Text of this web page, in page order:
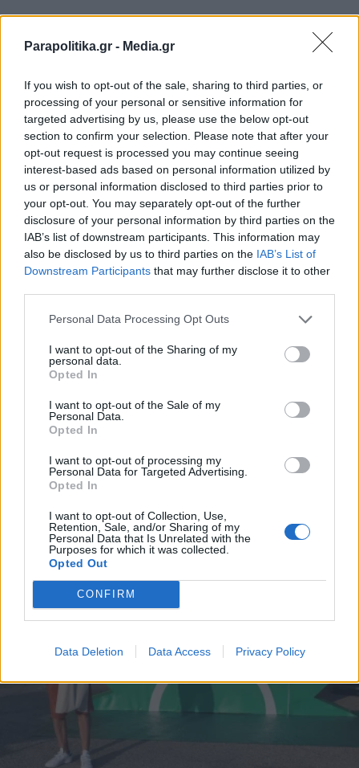
Parapolitika.gr - Media.gr
If you wish to opt-out of the sale, sharing to third parties, or
processing of your personal or sensitive information for
targeted advertising by us, please use the below opt-out
section to confirm your selection. Please note that after your
opt-out request is processed you may continue seeing
interest-based ads based on personal information utilized by
us or personal information disclosed to third parties prior to
your opt-out. You may separately opt-out of the further
disclosure of your personal information by third parties on the
IAB’s list of downstream participants. This information may
also be disclosed by us to third parties on the IAB’s List of
Downstream Participants that may further disclose it to other
Personal Data Processing Opt Outs
I want to opt-out of the Sharing of my
personal data.
Opted In
I want to opt-out of the Sale of my
Personal Data.
Opted In
I want to opt-out of processing my
Personal Data for Targeted Advertising.
Opted In
I want to opt-out of Collection, Use,
Retention, Sale, and/or Sharing of my
Personal Data that Is Unrelated with the
Purposes for which it was collected.
Opted Out
CONFIRM
Data Deletion Data Access Privacy Policy
twitter
ΣΧΕΤΙΚΗ ΕΙΔΗΣΕΟΓΡΑΦΙΑ
ΓΙΩΡΓΟΣ ΠΙΕΡΡΟΣ
ΠΑΣΟΚ: Η στρατηγική στον δρόμο προς
τις κάλπες και το πολυπόθητο 12% - Τι
συζητούν στη Χαριλάου Τρικούπη για τις
πιθανές μετεκλογικές συνεργασίες
Εγγραφή στο newsletter
Αποδέχομαι τους
και την πολιτική απορρήτου
X